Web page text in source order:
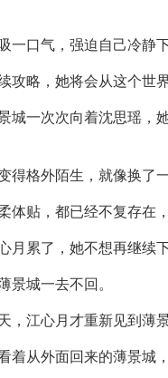
一口气，强迫自己冷静下
攻略，她将会从这个世界
城一次次向着沈思瑶，
得格外陌生，就像换了
体贴，都已经不复存在
月累了，她不想再继续下
景城一去不回。
，江心月才重新见到薄景
着从外面回来的薄景城